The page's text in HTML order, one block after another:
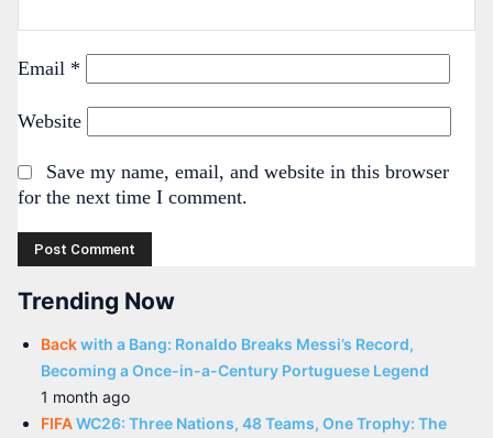
Email *
Website
Save my name, email, and website in this browser
for the next time I comment.
Trending Now
Backwith a Bang: Ronaldo Breaks Messi’s Record,
Becoming a Once-in-a-Century Portuguese Legend
1 month ago
FIFAWC26: Three Nations, 48 Teams, One Trophy: The